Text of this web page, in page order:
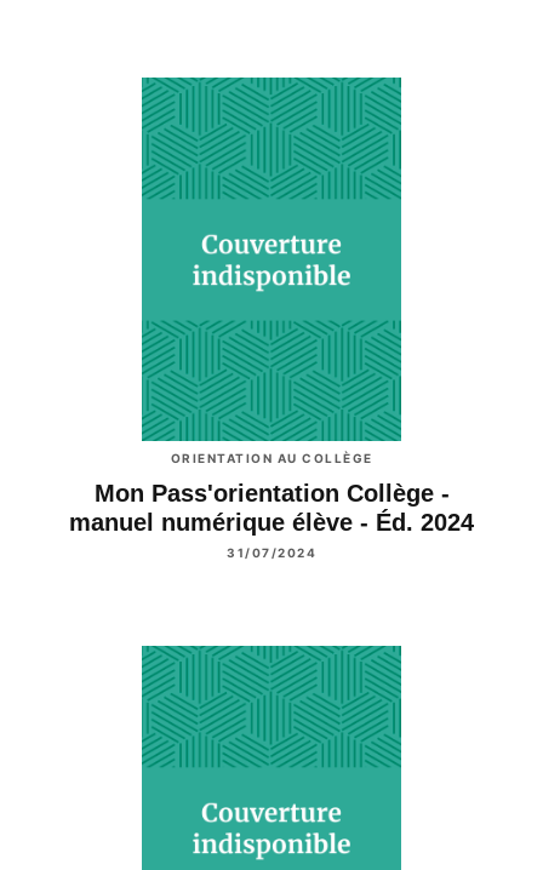
ORIENTATION AU COLLÈGE
Mon Pass'orientation Collège -
manuel numérique élève - Éd. 2024
31/07/2024